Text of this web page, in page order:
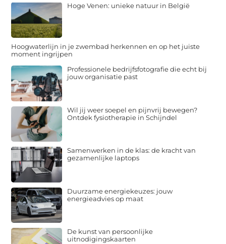
Hoge Venen: unieke natuur in België
Hoogwaterlijn in je zwembad herkennen en op het juiste
moment ingrijpen
Professionele bedrijfsfotografie die echt bij
jouw organisatie past
Wil jij weer soepel en pijnvrij bewegen?
Ontdek fysiotherapie in Schijndel
Samenwerken in de klas: de kracht van
gezamenlijke laptops
Duurzame energiekeuzes: jouw
energieadvies op maat
De kunst van persoonlijke
uitnodigingskaarten